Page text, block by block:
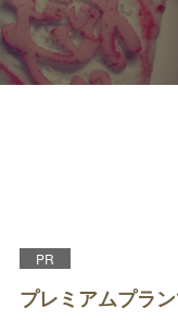
PR
プレミアムプラ